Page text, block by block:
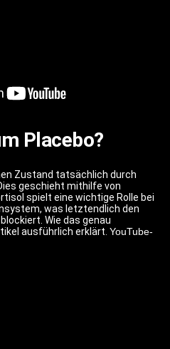
Placebo?
Zustand tatsächlich durch
geschieht mithilfe von
spielt eine wichtige Rolle bei
was letztendlich den
Wie das genau
ausführlich erklärt. YouTube-